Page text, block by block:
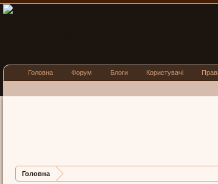
Головна
Головна Форум Блоги Користувачі